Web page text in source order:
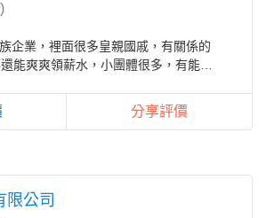
企業，裡面很多皇親國戚，有關係的
能爽爽領薪水，小團體很多，有能力
分享評價
限公司